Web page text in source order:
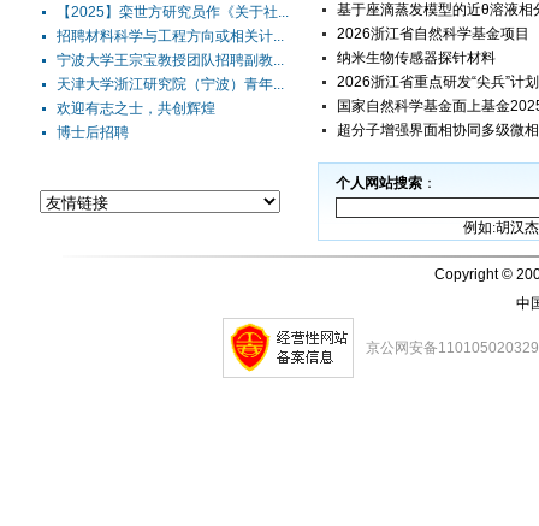
【2025】栾世方研究员作《关于社...
招聘材料科学与工程方向或相关计...
宁波大学王宗宝教授团队招聘副教...
天津大学浙江研究院（宁波）青年...
欢迎有志之士，共创辉煌
博士后招聘
基于座滴蒸发模型的近θ溶液相
2026浙江省自然科学基金项目
纳米生物传感器探针材料
2026浙江省重点研发“尖兵”计
国家自然科学基金面上基金
超分子增强界面相协同多级微
个人网站搜索 ：
例如:胡汉杰
Copyright ©
中
京公网安备